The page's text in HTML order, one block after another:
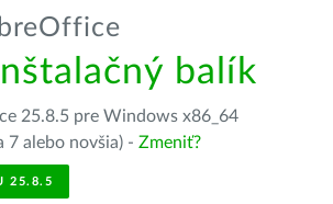
balík
25.8.5 pre Windows x86_64
7 alebo novšia) - Zmeniť?
25.8.5